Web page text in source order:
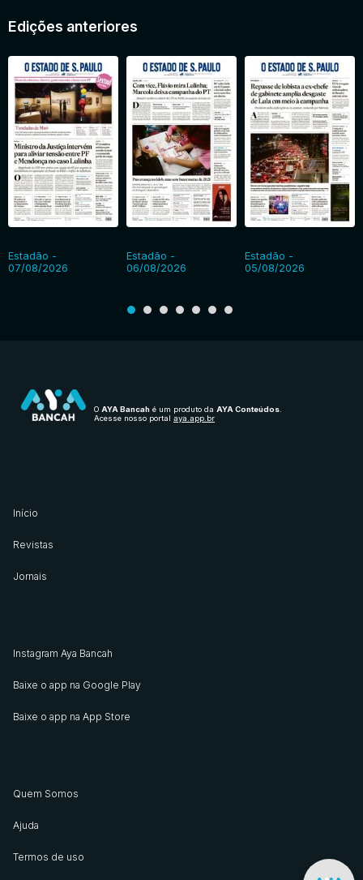
Edições anteriores
Estadão -
07/08/2026
Estadão -
06/08/2026
Estadão -
05/08/2026
O AYA Bancah é um produto da AYA Conteúdos.
Acesse nosso portal aya.app.br
Início
Revistas
Jornais
Instagram Aya Bancah
Baixe o app na Google Play
Baixe o app na App Store
Quem Somos
Ajuda
Termos de uso